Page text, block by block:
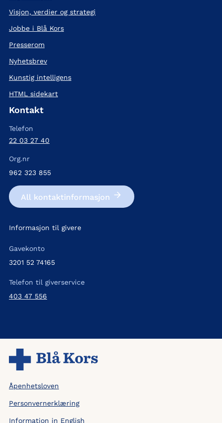
Visjon, verdier og strategi
Jobbe i Blå Kors
Presserom
Nyhetsbrev
Kunstig intelligens
HTML sidekart
Kontakt
Telefon
22 03 27 40
Org.nr
962 323 855
All kontakt­informasjon
Informasjon til givere
Gavekonto
3201 52 74165
Telefon til giverservice
403 47 556
Åpenhetsloven
Personvernerklæring
Information in English